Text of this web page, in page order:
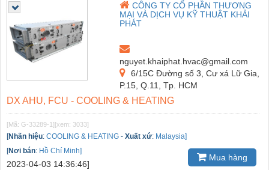
CÔNG TY CỔ PHẦN THƯƠNG
MẠI VÀ DỊCH VỤ KỸ THUẬT KHẢI
PHÁT
nguyet.khaiphat.hvac@gmail.com
6/15C Đường số 3, Cư xá Lữ Gia,
P.15, Q.11, Tp. HCM
DX AHU, FCU - COOLING & HEATING
[Mã: G-33289-1][xem: 3033]
[Nhãn hiệu: COOLING & HEATING - Xuất xứ: Malaysia]
[Nơi bán: Hồ Chí Minh]
2023-04-03 14:36:46]
Mua hàng